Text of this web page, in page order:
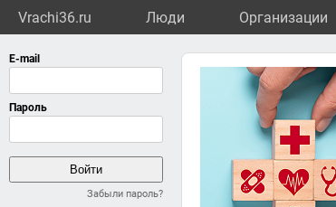
Vrachi36.ru Люди Организации
Забыли пароль?